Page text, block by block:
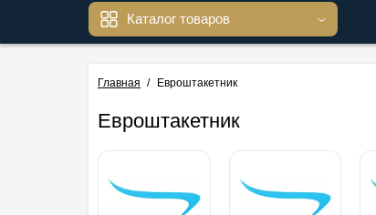
Каталог товаров
Главная Евроштакетник
Евроштакетник